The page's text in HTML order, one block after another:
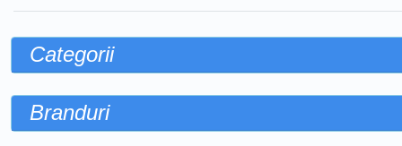
Categorii
Branduri